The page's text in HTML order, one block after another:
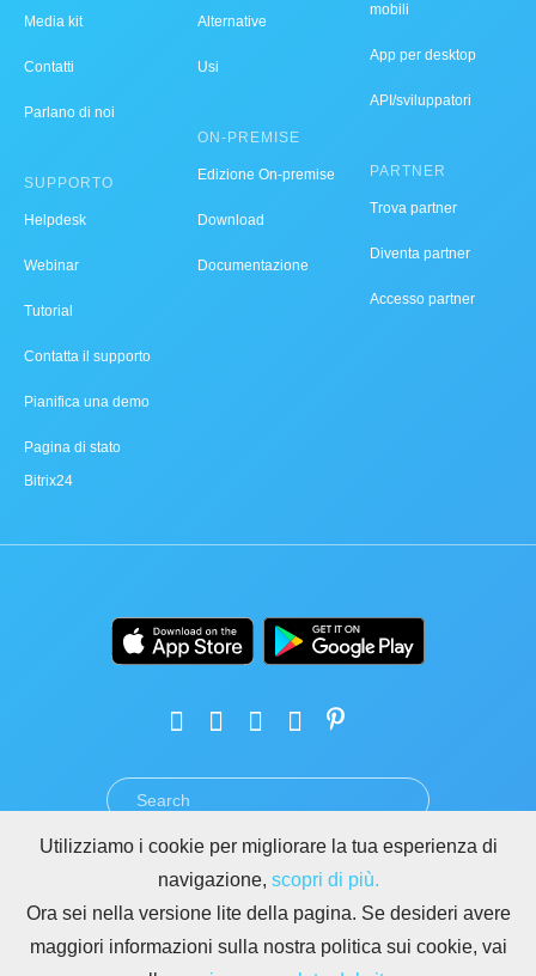
Media kit
Contatti
Parlano di noi
SUPPORTO
Helpdesk
Webinar
Tutorial
Contatta il supporto
Pianifica una demo
Pagina di stato
Bitrix24
Alternative
Usi
ON-PREMISE
Edizione On-premise
Download
Documentazione
mobili
App per desktop
API/sviluppatori
PARTNER
Trova partner
Diventa partner
Accesso partner
PRIVACY GDPR
ABUSO
REGOLE PER I SITI DI BITRIX24
Copyright © 2026 Bitrix24
Utilizziamo i cookie per migliorare la tua esperienza di
navigazione, scopri di più.
Ora sei nella versione lite della pagina. Se desideri avere
maggiori informazioni sulla nostra politica sui cookie, vai